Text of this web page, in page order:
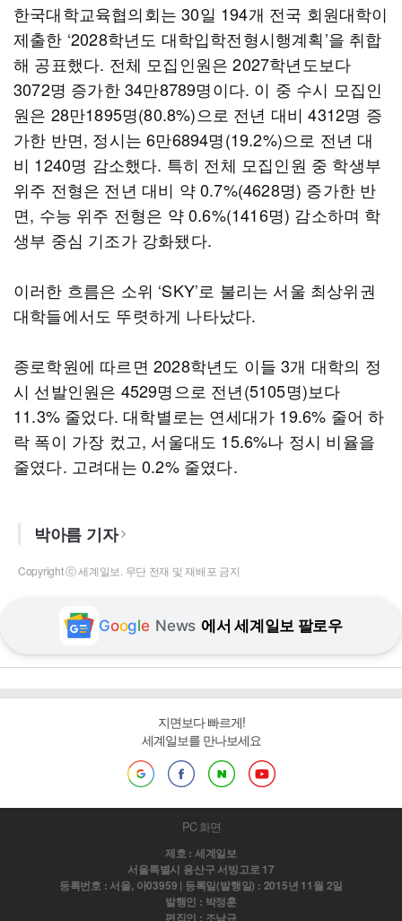
한국대학교육협의회는 30일 194개 전국 회원대학이
제출한 ‘2028학년도 대학입학전형시행계획’을 취합
해 공표했다. 전체 모집인원은 2027학년도보다
3072명 증가한 34만8789명이다. 이 중 수시 모집인
원은 28만1895명(80.8%)으로 전년 대비 4312명 증
가한 반면, 정시는 6만6894명(19.2%)으로 전년 대
비 1240명 감소했다. 특히 전체 모집인원 중 학생부
위주 전형은 전년 대비 약 0.7%(4628명) 증가한 반
면, 수능 위주 전형은 약 0.6%(1416명) 감소하며 학
생부 중심 기조가 강화됐다.
이러한 흐름은 소위 ‘SKY’로 불리는 서울 최상위권
대학들에서도 뚜렷하게 나타났다.
종로학원에 따르면 2028학년도 이들 3개 대학의 정
시 선발인원은 4529명으로 전년(5105명)보다
11.3% 줄었다. 대학별로는 연세대가 19.6% 줄어 하
락 폭이 가장 컸고, 서울대도 15.6%나 정시 비율을
줄였다. 고려대는 0.2% 줄였다.
박아름 기자
Copyright ⓒ 세계일보. 무단 전재 및 재배포 금지
Google News 에서 세계일보 팔로우
지면보다 빠르게!
세계일보를 만나보세요
PC 화면
제호 : 세계일보
서울특별시 용산구 서빙고로 17
등록번호 : 서울, 아03959 | 등록일(발행일) : 2015년 11월 2일
발행인 : 박정훈
편집인 : 조남규